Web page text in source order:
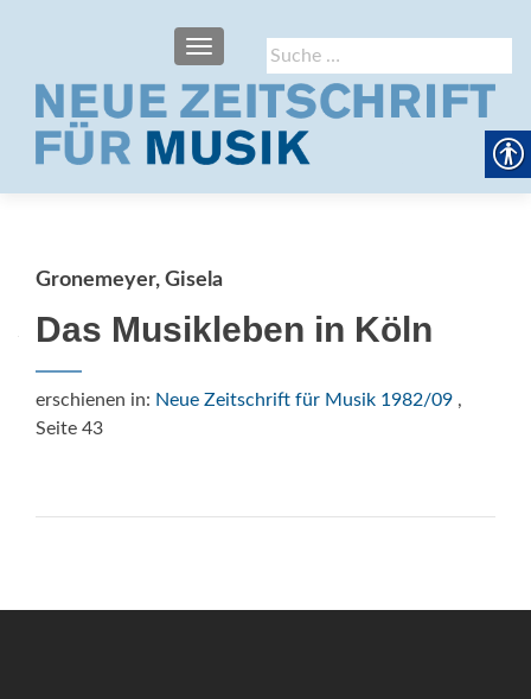
Suche
nach:
SCHALTE NAVIGATION
Gronemeyer, Gisela
Das Musikleben in Köln
erschienen in: Neue Zeitschrift für Musik 1982/09 ,
Seite 43